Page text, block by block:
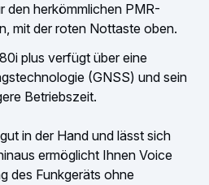
den herkömmlichen PMR-
mit der roten Nottaste oben.
plus verfügt über eine
(GNSS) und sein
Betriebszeit.
in der Hand und lässt sich
ermöglicht Ihnen Voice
des Funkgeräts ohne